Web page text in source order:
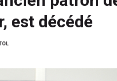
est décédé